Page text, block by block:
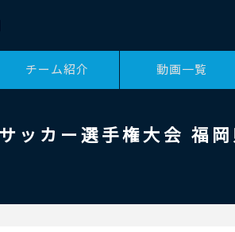
チーム紹介 動画一覧
ッカー選手権大会 福岡